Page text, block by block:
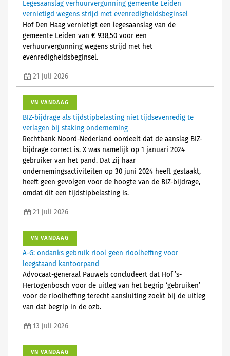
Legesaanslag verhuurvergunning gemeente Leiden
vernietigd wegens strijd met evenredigheidsbeginsel
Hof Den Haag vernietigt een legesaanslag van de
gemeente Leiden van € 938,50 voor een
verhuurvergunning wegens strijd met het
evenredigheidsbeginsel.
21 juli 2026
VN VANDAAG
BIZ-bijdrage als tijdstipbelasting niet tijdsevenredig te
verlagen bij staking onderneming
Rechtbank Noord-Nederland oordeelt dat de aanslag BIZ-
bijdrage correct is. X was namelijk op 1 januari 2024
gebruiker van het pand. Dat zij haar
ondernemingsactiviteiten op 30 juni 2024 heeft gestaakt,
heeft geen gevolgen voor de hoogte van de BIZ-bijdrage,
omdat dit een tijdstipbelasting is.
21 juli 2026
VN VANDAAG
A-G: ondanks gebruik riool geen rioolheffing voor
leegstaand kantoorpand
Advocaat-generaal Pauwels concludeert dat Hof ’s-
Hertogenbosch voor de uitleg van het begrip ‘gebruiken’
voor de rioolheffing terecht aansluiting zoekt bij de uitleg
van dat begrip in de ozb.
13 juli 2026
VN VANDAAG